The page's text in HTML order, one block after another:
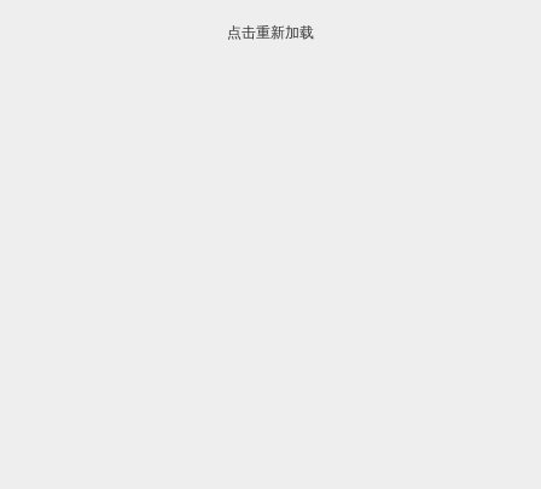
点击重新加载